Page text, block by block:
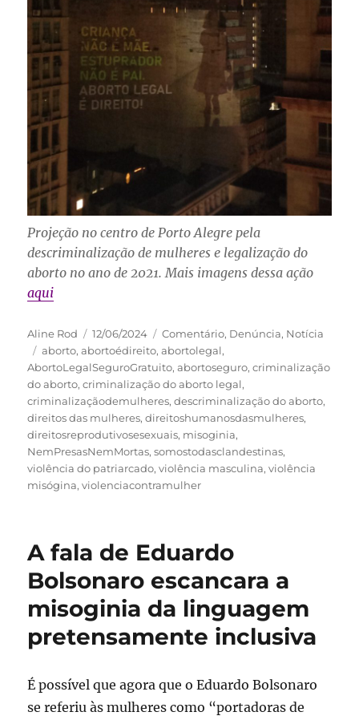
Projeção no centro de Porto Alegre pela
descriminalização de mulheres e legalização do
aborto no ano de 2021. Mais imagens dessa ação
aqui
Autor
Aline Rod
Publicado
em
12/06/2024 Categorias
Comentário, Denúncia, Notícia
Tags
aborto,abortoédireito,abortolegal,
AbortoLegalSeguroGratuito,abortoseguro,criminalização
do aborto,criminalização do aborto legal,
criminalizaçãodemulheres,descriminalização do aborto,
direitos das mulheres,direitoshumanosdasmulheres,
direitosreprodutivosesexuais, misoginia,
NemPresasNemMortas,somostodasclandestinas,
violência do patriarcado,violência masculina,violência
misógina,violenciacontramulher
A fala de Eduardo
Bolsonaro escancara a
misoginia da linguagem
pretensamente inclusiva
É possível que agora que o Eduardo Bolsonaro
se referiu às mulheres como “portadoras de